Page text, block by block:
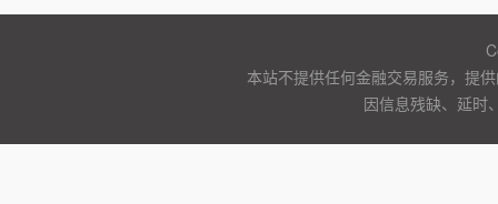
本站不提供任何金融交易服务，提
因信息残缺、延时